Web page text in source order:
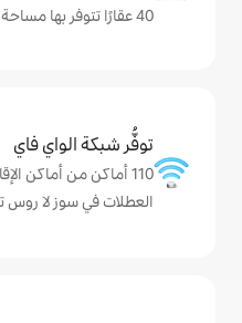
الإقامة المتاحة للإيجار لقضاء
روس توفّر الوصول إلى شبكة الواي فاي